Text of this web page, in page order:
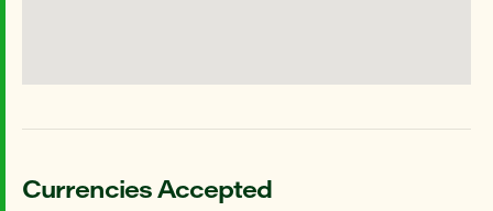
Currencies Accepted